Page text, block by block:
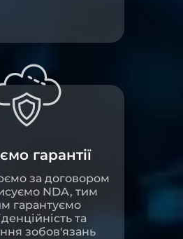
гарантії
за договором
NDA, тим
гарантуємо
та
зобов'язань